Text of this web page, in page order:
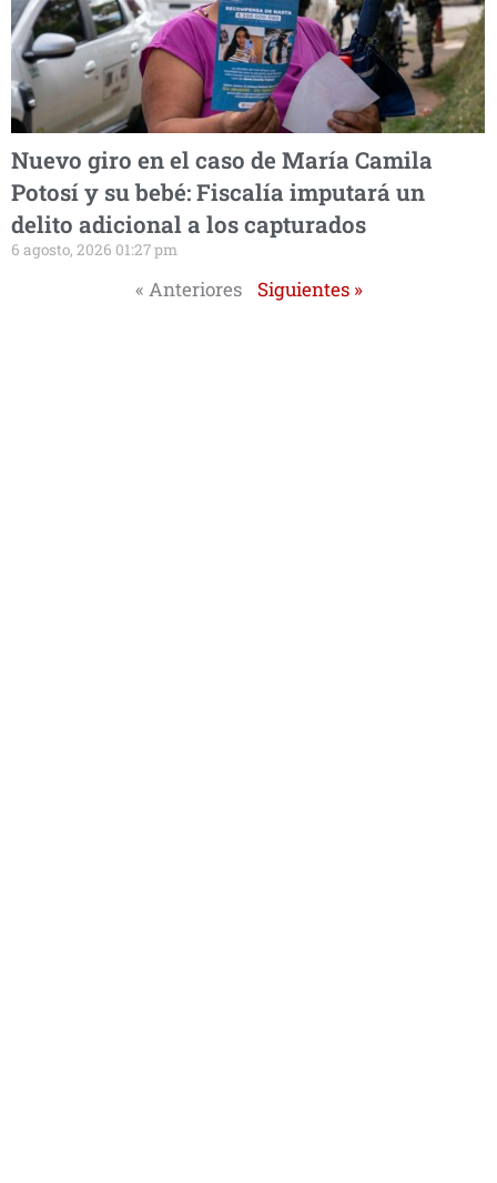
Nuevo giro en el caso de María Camila
Potosí y su bebé: Fiscalía imputará un
delito adicional a los capturados
6 agosto, 2026 01:27 pm
« Anteriores Siguientes »